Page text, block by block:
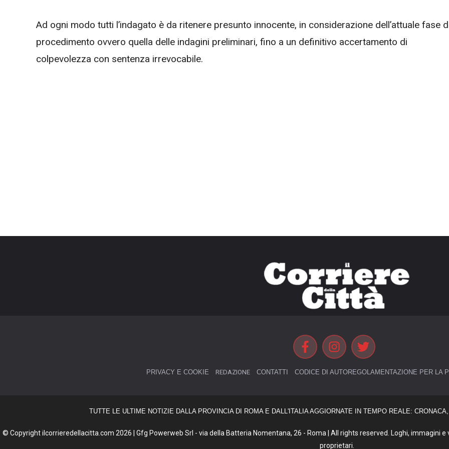
Ad ogni modo tutti l’indagato è da ritenere presunto innocente, in considerazione dell’attuale fase
procedimento ovvero quella delle indagini preliminari, fino a un definitivo accertamento di
colpevolezza con sentenza irrevocabile.
PRIVACY E COOKIE REDAZIONE CONTATTI CODICE DI AUTOREGOLAMENTAZIONE PER LA
TUTTE LE ULTIME NOTIZIE DALLA PROVINCIA DI ROMA E DALL'ITALIA AGGIORNATE IN TEMPO REALE:
© Copyright ilcorrieredellacitta.com 2026 | Gfg Powerweb Srl - via della Batteria Nomentana, 26 - Roma | All rights reserved. Loghi, immagini
proprietari.